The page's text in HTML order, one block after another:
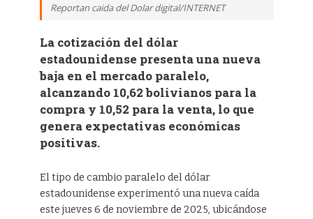
Reportan caida del Dolar digital/INTERNET
La cotización del dólar
estadounidense presenta una nueva
baja en el mercado paralelo,
alcanzando 10,62 bolivianos para la
compra y 10,52 para la venta, lo que
genera expectativas económicas
positivas.
El tipo de cambio paralelo del dólar
estadounidense experimentó una nueva caída
este jueves 6 de noviembre de 2025, ubicándose